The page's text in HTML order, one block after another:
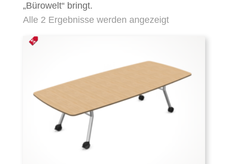
„Bürowelt“ bringt.
Alle 2 Ergebnisse werden angezeigt